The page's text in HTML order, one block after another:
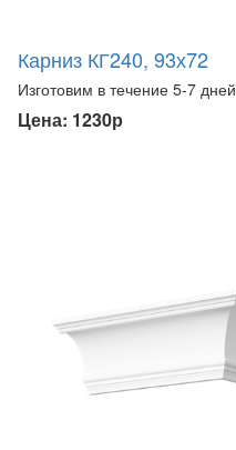
Карниз КГ240, 93х72
Изготовим в течение 5-7 дней
Цена: 1230р